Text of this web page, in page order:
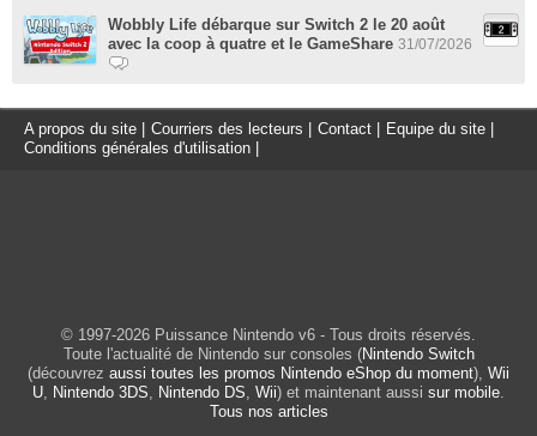
Wobbly Life débarque sur Switch 2 le 20 août
avec la coop à quatre et le GameShare 31/07/2026
A propos du site | Courriers des lecteurs | Contact | Equipe du site |
Conditions générales d'utilisation |
© 1997-2026 Puissance Nintendo v6 - Tous droits réservés.
Toute l'actualité de Nintendo sur consoles (Nintendo Switch
(découvrez aussi toutes les promos Nintendo eShop du moment), Wii
U Nintendo 3DS Nintendo DS Wii) et maintenant aussi sur mobile
Tous nos articles